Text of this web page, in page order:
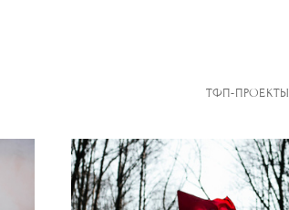
ТФП-ПРОЕКТЫ